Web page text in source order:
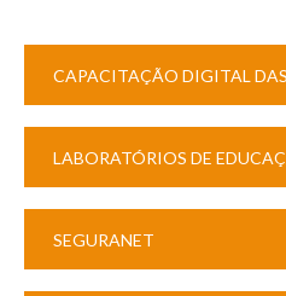
CAPACITAÇÃO DIGITAL
LABORATÓRIOS DE
SEGURANET